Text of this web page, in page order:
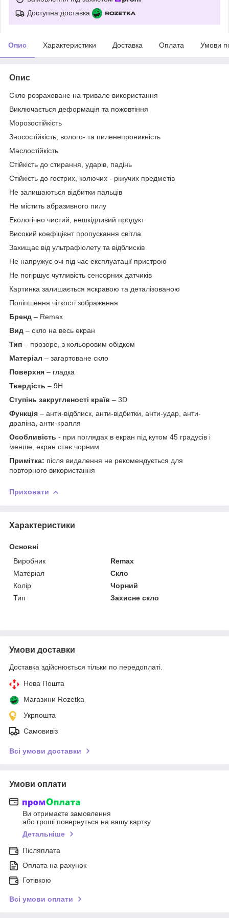
Доступна доставка
Опис Характеристики Доставка Оплата Умови
Опис
Скло розраховане на тривале використання
Виключається деформація та пожовтіння
Морозостійкість
Зносостійкість, волого- та пиленепроникність
Маслостійкість
Стійкість до стирання, ударів, падінь
Стійкість до гострих, колючих - ріжучих предметів
Не залишаються відбитки пальців
Не містить абразивного пилу
Екологічно чистий, нешкідливий продукт
Високий коефіцієнт пропускання світла
Захищає від ультрафіолету та відблисків
Не напружує очі під час експлуатації пристрою
Не погіршує чутливість сенсорних датчиків
Картинка залишається яскравою та деталізованою
Поліпшення чіткості зображення
Бренд – Remax
Вид – скло на весь екран
Тип – прозоре, з кольоровим обідком
Матеріал – загартоване скло
Поверхня – гладка
Твердість – 9H
Ступінь закругленості країв – 3D
Функція – анти-відблиск, анти-відбитки, анти-удар, анти-
драпіна, анти-крапля
Особливість - при поглядах в екран під кутом 45 градусів і
менше, екран стає чорним
Примітка: після видалення не рекомендується для
повторного використання
Приховати
Характеристики
Основні
Виробник
Remax
Матеріал
Скло
Колір
Чорний
Тип
Захисне скло
Умови доставки
Доставка здійснюється тільки по передоплаті.
Нова Пошта
Магазини Rozetka
Укрпошта
Самовивіз
Всі умови доставки
Умови оплати
Ви отримаєте замовлення
або гроші повернуться на вашу картку
Детальніше
Післяплата
Оплата на рахунок
Готівкою
Всі умови оплати